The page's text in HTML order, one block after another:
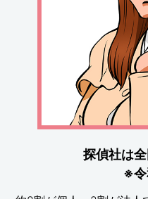
探偵社は
※令